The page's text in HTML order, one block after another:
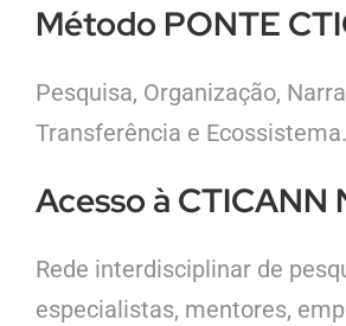
Método PONTE
Pesquisa, Organização,
Transferência e Ecossistema.
Acesso à CTICANN
Rede interdisciplinar de
especialistas, mentores,